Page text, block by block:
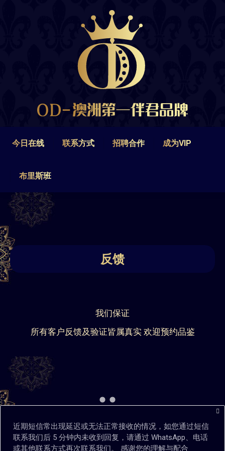
今日在线 联系方式 招聘合作 成为VIP
布里斯班
反馈
我们保证
所有客户反馈及验证皆属真实 欢迎预约品鉴
近期短信常出现延迟或无法正常接收的情况，如您通过短信
联系我们后 5 分钟内未收到回复，请通过 WhatsApp、电话
或其他联系方式再次联系我们。 感谢您的理解与配合
联系方式 招聘合作
布里斯班